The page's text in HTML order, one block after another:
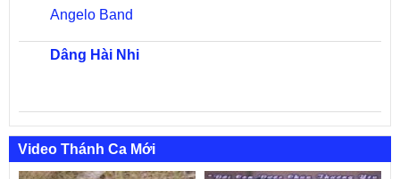
Angelo Band
Dâng Hài Nhi
Video Thánh Ca Mới